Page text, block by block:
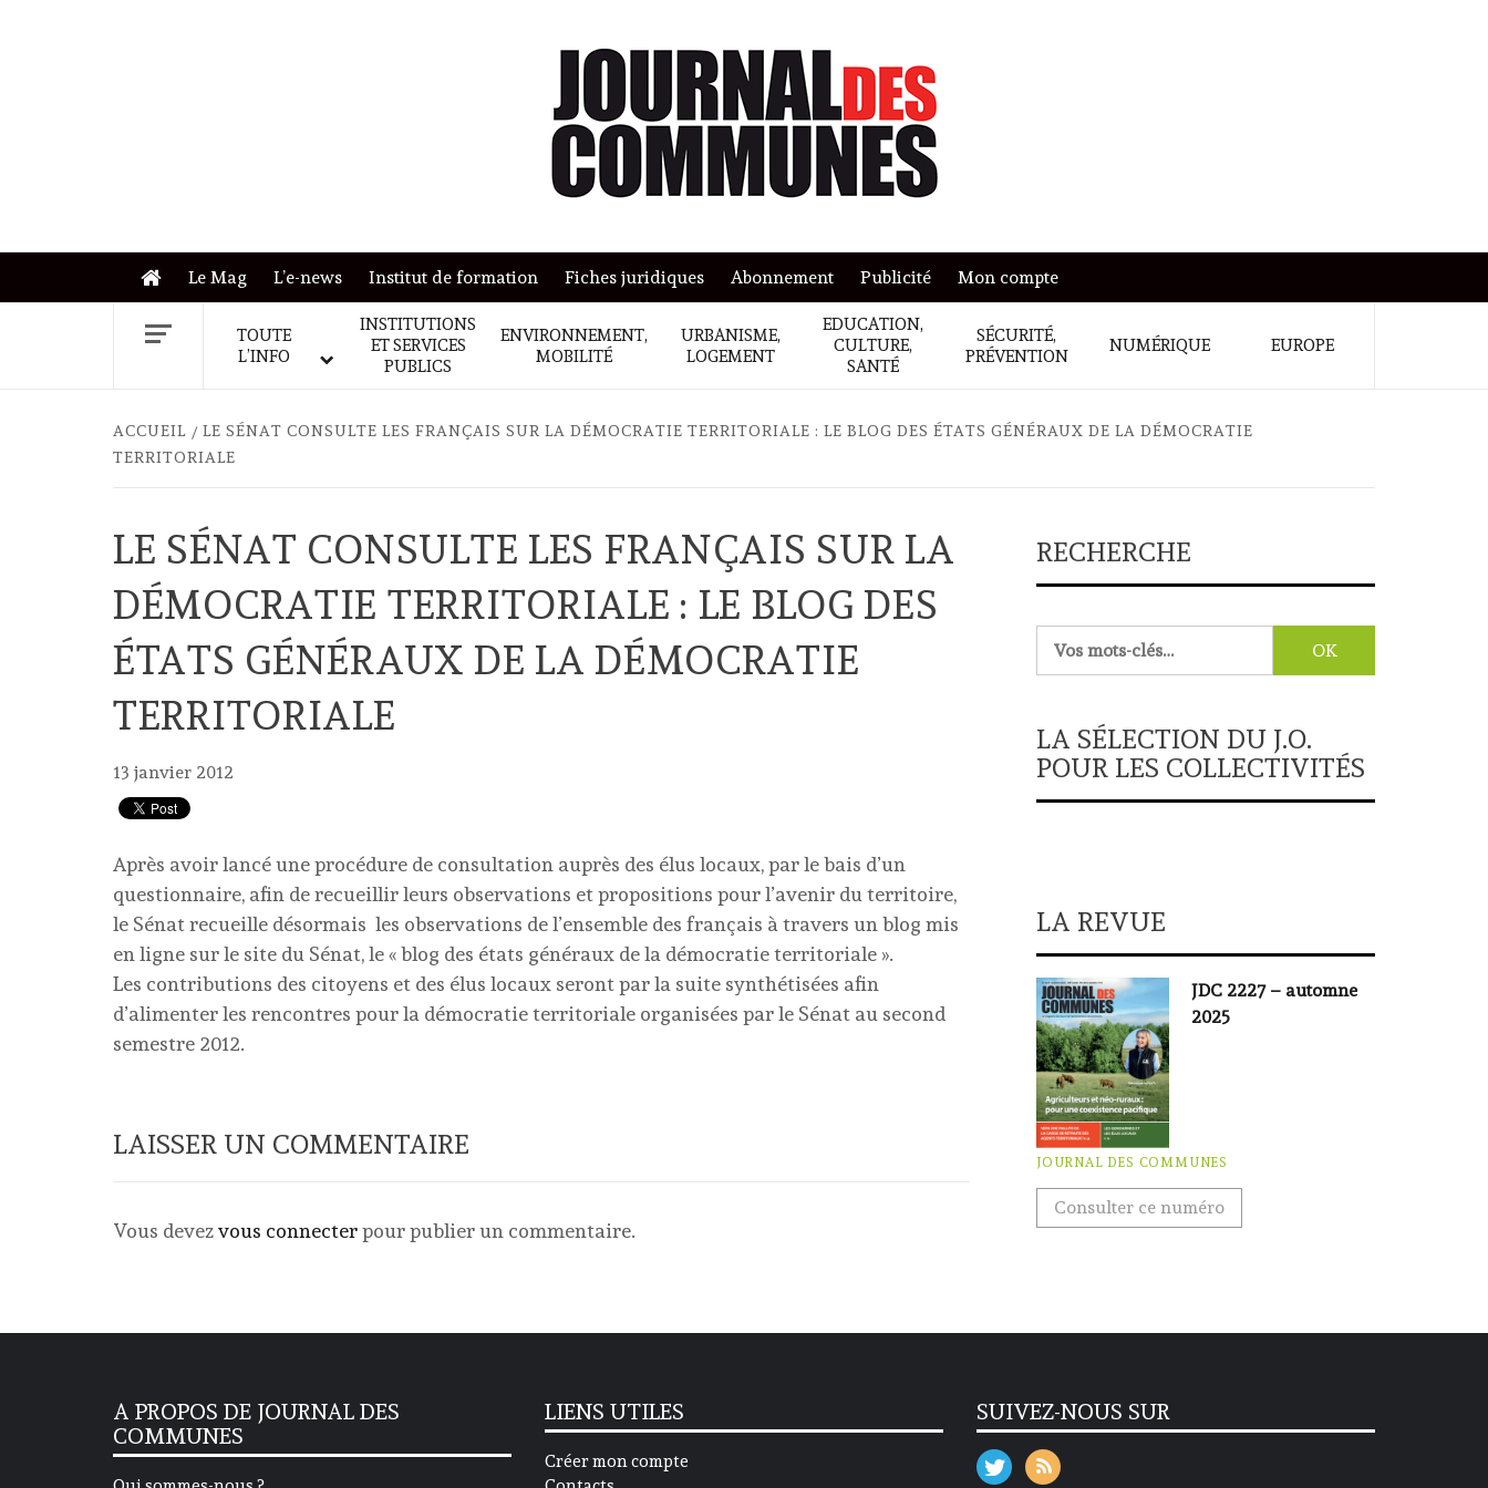
Le Mag L’e-news Institut de formation Fiches juridiques Abonnement Publicité Mon compte
TOUTE
L’INFO
INSTITUTIONS
ET SERVICES
PUBLICS
ENVIRONNEMENT,
MOBILITÉ
URBANISME,
LOGEMENT
EDUCATION,
CULTURE,
SANTÉ
SÉCURITÉ,
PRÉVENTION
NUMÉRIQUE EUROPE
ACCUEIL
LE SÉNAT CONSULTE LES FRANÇAIS SUR LA DÉMOCRATIE TERRITORIALE : LE BLOG DES ÉTATS GÉNÉRAUX DE LA DÉMOCRATIE
TERRITORIALE
LE SÉNAT CONSULTE LES FRANÇAIS SUR LA
DÉMOCRATIE TERRITORIALE : LE BLOG DES
ÉTATS GÉNÉRAUX DE LA DÉMOCRATIE
TERRITORIALE
13 janvier 2012
Après avoir lancé une procédure de consultation auprès des élus locaux, par le bais d’un
questionnaire, afin de recueillir leurs observations et propositions pour l’avenir du territoire,
le Sénat recueille désormais les observations de l’ensemble des français à travers un blog mis
en ligne sur le site du Sénat, le « blog des états généraux de la démocratie territoriale ».
Les contributions des citoyens et des élus locaux seront par la suite synthétisées afin
d’alimenter les rencontres pour la démocratie territoriale organisées par le Sénat au second
semestre 2012.
LAISSER UN COMMENTAIRE
Vous devezvous connecterpour publier un commentaire.
RECHERCHE
LA SÉLECTION DU J.O.
POUR LES COLLECTIVITÉS
LA REVUE
JDC 2227 – automne
2025
JOURNAL DES COMMUNES
Consulter ce numéro
A PROPOS DE JOURNAL DES
COMMUNES
LIENS UTILES
Créer mon compte
SUIVEZ-NOUS SUR